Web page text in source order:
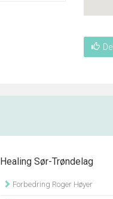
Healing Sør-Trøndelag
Forbedring Roger Høyer